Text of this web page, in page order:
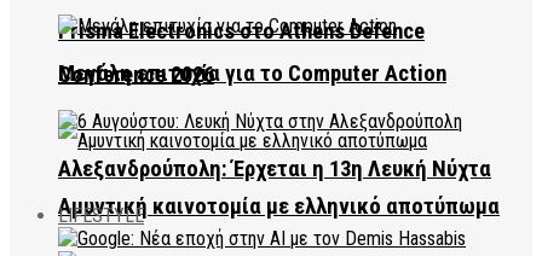
Prisma Electronics στο Athens Defence
Conference 2026
Αμυντική καινοτομία με ελληνικό αποτύπωμα
Μεγάλη επιτυχία για το Computer Action
Αλεξανδρούπολη: Έρχεται η 13η Λευκή Νύχτα
LIFESTYLE